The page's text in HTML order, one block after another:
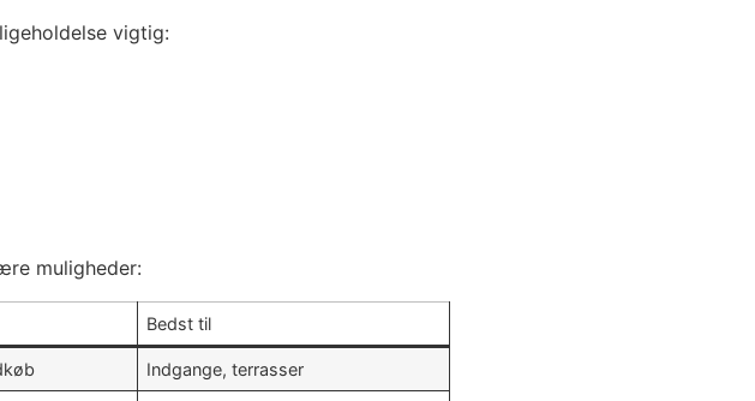
vigtig:
muligheder:
Bedst til
Indgange, terrasser